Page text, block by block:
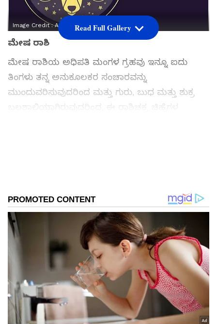
Image Credit :Asianet News
ಮೇಷ ರಾಶಿ
ಮೇಷ ರಾಶಿಯ ಅಧಿಪತಿ ಮಂಗಳ ಗ್ರಹವು ಇನ್ನೂ ಐದು
ತಿಂಗಳು ತನ್ನ ಅನುಕೂಲಕರ ಸಂಚಾರವನ್ನು
ಮುಂದುವರಿಸುವುದರಿಂದ ಮತ್ತು ಗುರು, ಬುಧ ಮತ್ತು ಶುಕ್ರ
ಖಂಡಿತವಾಗಿಯೂ ಆದಾಯ ಮತ್ತು ಉದ್ಯೋಗದ ಬಗ್ಗೆ ತಮ್ಮ
ಗುರಿಗಳು ಮತ್ತು ಆಕಾಂಕ್ಷೆಗಳನ್ನು ಸಾಧಿಸುತ್ತಾರೆ.
Add Asianetnews Kannada as a Preferred
Source
Read Full Gallery